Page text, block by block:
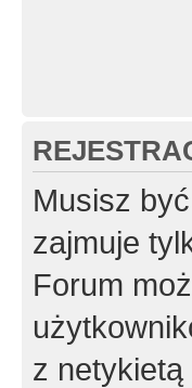
Musisz
zajmuje
Forum
z